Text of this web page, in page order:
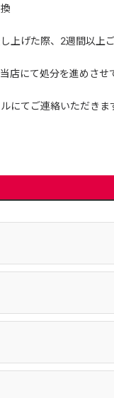
上げた際、2週間以上
店にて処分を進めさせ
にてご連絡いただきま